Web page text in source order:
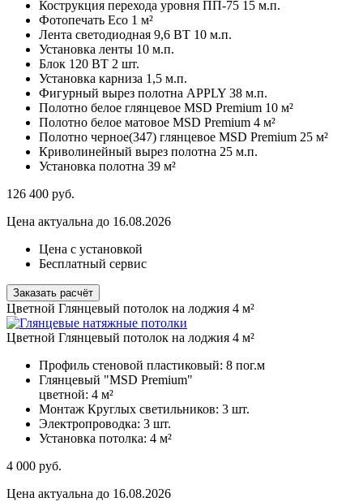
Кострукция перехода уровня ПП-75 15 м.п.
Фотопечать Eco 1 м²
Лента светодиодная 9,6 ВТ 10 м.п.
Установка ленты 10 м.п.
Блок 120 ВТ 2 шт.
Установка карниза 1,5 м.п.
Фигурный вырез полотна APPLY 38 м.п.
Полотно белое глянцевое MSD Premium 10 м²
Полотно белое матовое MSD Premium 4 м²
Полотно черное(347) глянцевое MSD Premium 25 м²
Криволинейный вырез полотна 25 м.п.
Установка полотна 39 м²
126 400 руб.
Цена актуальна до 16.08.2026
Цена с установкой
Бесплатный сервис
Заказать расчёт
Цветной Глянцевый потолок на лоджия 4 м²
Цветной Глянцевый потолок на лоджия 4 м²
Профиль стеновой пластиковый: 8 пог.м
Глянцевый "MSD Premium"
цветной: 4 м²
Монтаж Круглых светильников: 3 шт.
Электропроводка: 3 шт.
Установка потолка: 4 м²
4 000 руб.
Цена актуальна до 16.08.2026